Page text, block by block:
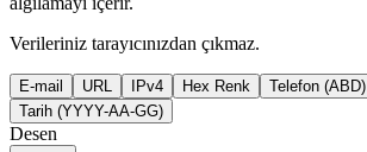
Verileriniz tarayıcınızdan çıkmaz.
E-mail URL IPv4 Hex Renk
Telefon (ABD)
Tarih (YYYY-AA-GG)
Desen